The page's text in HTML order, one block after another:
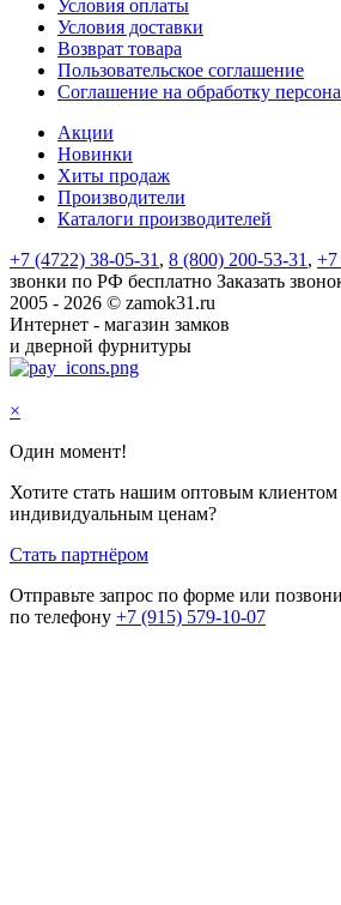
Условия оплаты
Условия доставки
Возврат товара
Пользовательское соглашение
Соглашение на обработку
Акции
Новинки
Хиты продаж
Производители
Каталоги производителей
+7 (4722) 38-05-31, 8 (800) 200-53-31, +7
звонки по РФ бесплатно Заказать
2005 - 2026 © zamok31.ru
Интернет - магазин замков
и дверной фурнитуры
×
Один момент!
Хотите стать нашим оптовым клиентом
индивидуальным ценам?
Стать партнёром
Отправьте запрос по форме или
по телефону +7 (915) 579-10-07